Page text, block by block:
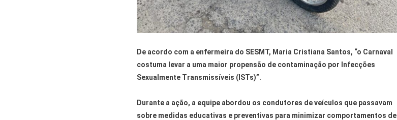
De acordo com a enfermeira do SESMT, Maria Cristiana Santos, “o Carnaval
costuma levar a uma maior propensão de contaminação por Infecções
Sexualmente Transmissíveis (ISTs)”.
Durante a ação, a equipe abordou os condutores de veículos que passavam
sobre medidas educativas e preventivas para minimizar comportamentos de